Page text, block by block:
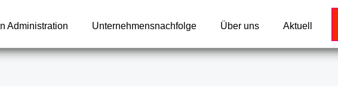
Administration Unternehmensnachfolge Über uns Aktuell